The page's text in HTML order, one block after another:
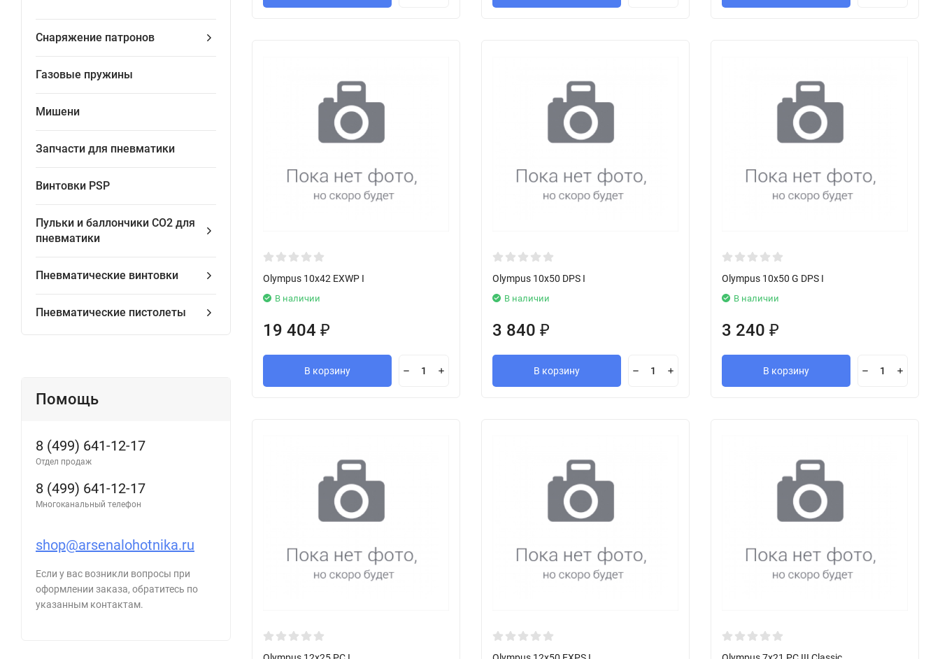
Снаряжение патронов
Газовые пружины
Мишени
Запчасти для пневматики
Винтовки PSP
Пульки и баллончики СО2 для
пневматики
Пневматические винтовки
Пневматические пистолеты
Помощь
8 (499) 641-12-17
Отдел продаж
8 (499) 641-12-17
Многоканальный телефон
shop@arsenalohotnika.ru
Если у вас возникли вопросы при
оформлении заказа, обратитесь по
указанным контактам.
Olympus 10x42 EXWP I
В наличии
19 404 ₽
В корзину
Olympus 10x50 DPS I
В наличии
3 840 ₽
В корзину
Olympus 10x50 G DPS I
В наличии
3 240 ₽
В корзину